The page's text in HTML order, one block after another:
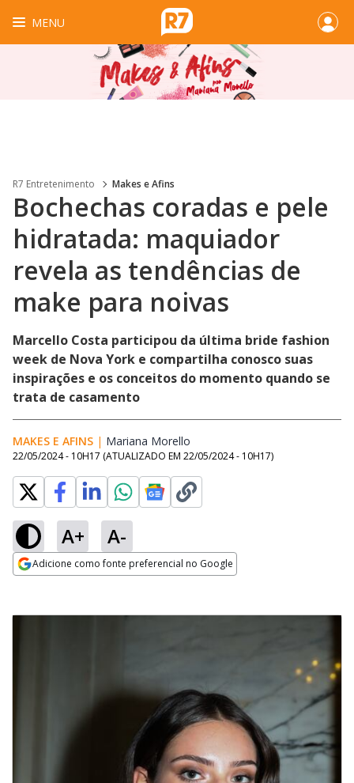
MENU
R7 Entretenimento Makes e Afins
Bochechas coradas e pele
hidratada: maquiador
revela as tendências de
make para noivas
Marcello Costa participou da última bride fashion
week de Nova York e compartilha conosco suas
inspirações e os conceitos do momento quando se
trata de casamento
MAKES E AFINS | Mariana Morello
22/05/2024 - 10H17 (ATUALIZADO EM 22/05/2024 - 10H17)
A+ A-
Adicione como fonte preferencial no Google